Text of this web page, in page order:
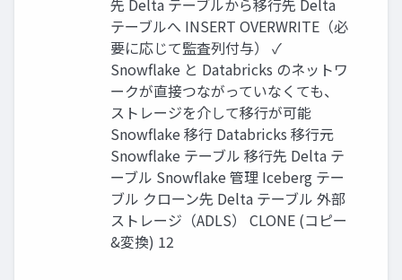
先 Delta テーブルから移行先 Delta
テーブルへ INSERT OVERWRITE（必
要に応じて監査列付与） ✓
Snowflake と Databricks のネットワ
ークが直接つながっていなくても、
ストレージを介して移行が可能
Snowflake 移行 Databricks 移行元
Snowflake テーブル 移行先 Delta テ
ーブル Snowflake 管理 Iceberg テー
ブル クローン先 Delta テーブル 外部
ストレージ（ADLS） CLONE (コピー
&変換) 12